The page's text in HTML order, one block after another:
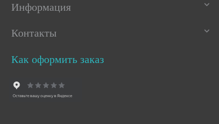
Информация
Контакты
Как оформить заказ